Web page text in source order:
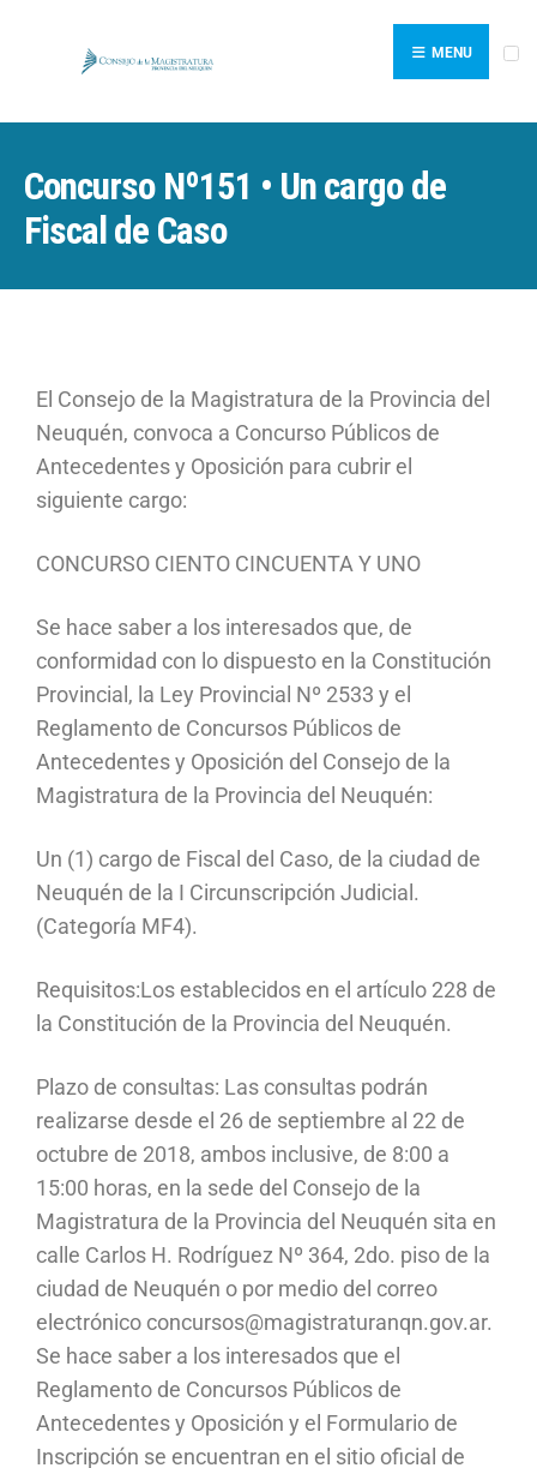
MENU
Concurso Nº151 • Un cargo de
Fiscal de Caso
El Consejo de la Magistratura de la Provincia del
Neuquén, convoca a Concurso Públicos de
Antecedentes y Oposición para cubrir el
siguiente cargo:
CONCURSO CIENTO CINCUENTA Y UNO
Se hace saber a los interesados que, de
conformidad con lo dispuesto en la Constitución
Provincial, la Ley Provincial Nº 2533 y el
Reglamento de Concursos Públicos de
Antecedentes y Oposición del Consejo de la
Magistratura de la Provincia del Neuquén:
Un (1) cargo de Fiscal del Caso, de la ciudad de
Neuquén de la I Circunscripción Judicial.
(Categoría MF4).
Requisitos:Los establecidos en el artículo 228 de
la Constitución de la Provincia del Neuquén.
Plazo de consultas: Las consultas podrán
realizarse desde el 26 de septiembre al 22 de
octubre de 2018, ambos inclusive, de 8:00 a
15:00 horas, en la sede del Consejo de la
Magistratura de la Provincia del Neuquén sita en
calle Carlos H. Rodríguez Nº 364, 2do. piso de la
ciudad de Neuquén o por medio del correo
electrónico concursos@magistraturanqn.gov.ar.
Se hace saber a los interesados que el
Reglamento de Concursos Públicos de
Antecedentes y Oposición y el Formulario de
Inscripción se encuentran en el sitio oficial de